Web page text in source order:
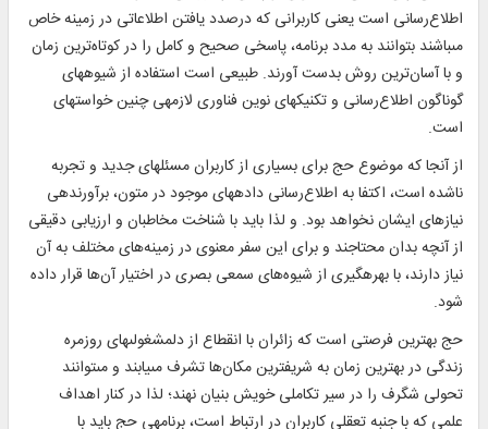
اطلاع‌رسانى است يعنى كاربرانى كه درصدد يافتن اطلاعاتى در زمينه خاص
مى‏باشند بتوانند به مدد برنامه، پاسخى صحيح و كامل را در كوتاه‌ترين زمان
و با آسان‌ترين روش بدست آورند. طبيعى است استفاده از شيوه‏هاى
گوناگون اطلاع‌رسانى و تكنيك‏هاى نوين فناورى لازمه‏ى چنين خواسته‏اى
است.
از آنجا كه موضوع حج براى بسيارى از كاربران مسئله‏اى جديد و تجربه
ناشده است، اكتفا به اطلاع‌رسانى داده‏هاى موجود در متون، برآورنده‏ى
نيازهاى ايشان نخواهد بود. و لذا بايد با شناخت مخاطبان و ارزيابى دقيقى
از آنچه بدان محتاجند و برای این سفر معنوی در زمينه‌های مختلف به آن
نياز دارند، با بهره‏گيرى از شیوه‌های سمعی بصری در اختیار آن‌ها قرار داده
شود.
حج بهترين فرصتى است كه زائران با انقطاع از دلمشغولى‏هاى روزمره
زندگى در بهترين زمان به شريف‏ترين مكان‌ها تشرف مى‏يابند و مى‏توانند
تحولى شگرف را در سير تكاملى خويش بنيان نهند؛ لذا در كنار اهداف
علمى كه با جنبه تعقلى كاربران در ارتباط است، برنامه‏ى حج بايد با